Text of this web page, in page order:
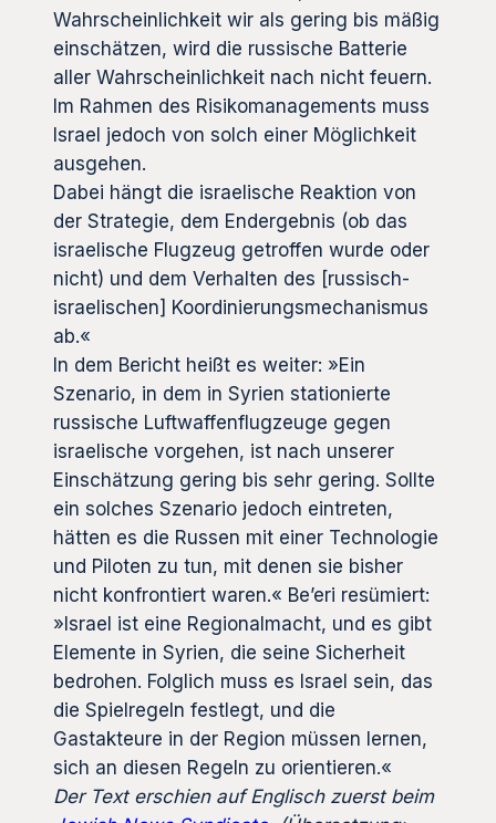
Wahrscheinlichkeit wir als gering bis mäßig
einschätzen, wird die russische Batterie
aller Wahrscheinlichkeit nach nicht feuern.
Im Rahmen des Risikomanagements muss
Israel jedoch von solch einer Möglichkeit
ausgehen.
Dabei hängt die israelische Reaktion von
der Strategie, dem Endergebnis (ob das
israelische Flugzeug getroffen wurde oder
nicht) und dem Verhalten des [russisch-
israelischen] Koordinierungsmechanismus
ab.«
In dem Bericht heißt es weiter: »Ein
Szenario, in dem in Syrien stationierte
russische Luftwaffenflugzeuge gegen
israelische vorgehen, ist nach unserer
Einschätzung gering bis sehr gering. Sollte
ein solches Szenario jedoch eintreten,
hätten es die Russen mit einer Technologie
und Piloten zu tun, mit denen sie bisher
nicht konfrontiert waren.« Be’eri resümiert:
»Israel ist eine Regionalmacht, und es gibt
Elemente in Syrien, die seine Sicherheit
bedrohen. Folglich muss es Israel sein, das
die Spielregeln festlegt, und die
Gastakteure in der Region müssen lernen,
sich an diesen Regeln zu orientieren.«
Der Text erschien auf Englisch zuerst beim